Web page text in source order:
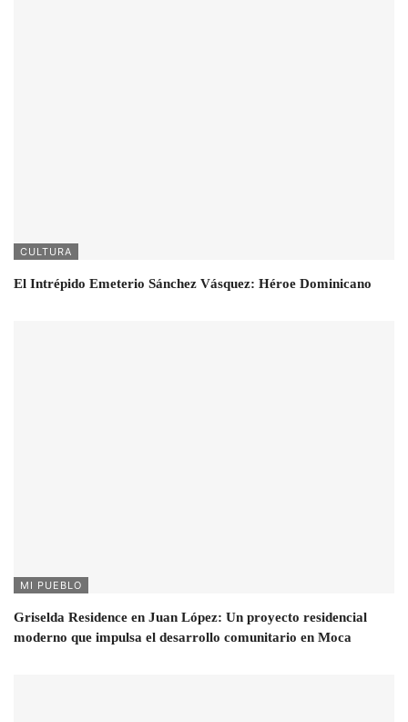
CULTURA
El Intrépido Emeterio Sánchez Vásquez: Héroe Dominicano
MI PUEBLO
Griselda Residence en Juan López: Un proyecto residencial
moderno que impulsa el desarrollo comunitario en Moca